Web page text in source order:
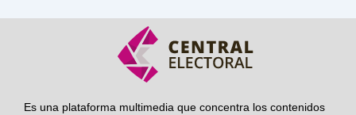
Es una plataforma multimedia que concentra los contenidos